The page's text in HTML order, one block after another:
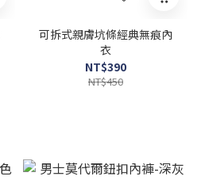
可拆式親膚坑條經典無痕內
衣
NT$390
NT$450